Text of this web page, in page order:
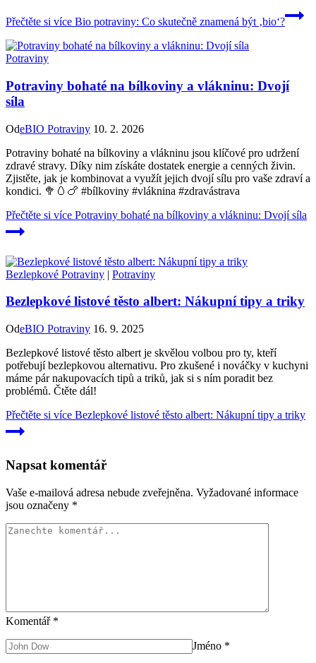
Přečtěte si více Bio potraviny: Co skutečně znamená být ‚bio‘?
Potraviny
Potraviny bohaté na bílkoviny a vlákninu: Dvojí
síla
OdeBIO Potraviny 10. 2. 2026
Potraviny bohaté na bílkoviny a vlákninu jsou klíčové pro udržení
zdravé stravy. Díky nim získáte dostatek energie a cenných živin.
Zjistěte, jak je kombinovat a využít jejich dvojí sílu pro vaše zdraví a
kondici. 🥦🥚🍗 #bílkoviny #vláknina #zdravástrava
Přečtěte si více Potraviny bohaté na bílkoviny a vlákninu: Dvojí síla
Bezlepkové Potraviny | Potraviny
Bezlepkové listové těsto albert: Nákupní tipy a triky
OdeBIO Potraviny 16. 9. 2025
Bezlepkové listové těsto albert je skvělou volbou pro ty, kteří
potřebují bezlepkovou alternativu. Pro zkušené i nováčky v kuchyni
máme pár nakupovacích tipů a triků, jak si s ním poradit bez
problémů. Čtěte dál!
Přečtěte si více Bezlepkové listové těsto albert: Nákupní tipy a triky
Napsat komentář
Vaše e-mailová adresa nebude zveřejněna. Vyžadované informace
jsou označeny *
Komentář *
Jméno *